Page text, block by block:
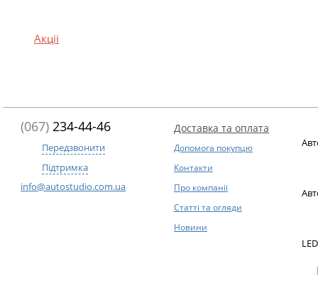
Акції
(067) 234-44-46
Передзвонити
Підтримка
info@autostudio.com.ua
Доставка та оплата
Допомога покупцю
Контакти
Про компанії
Статті та огляди
Новини